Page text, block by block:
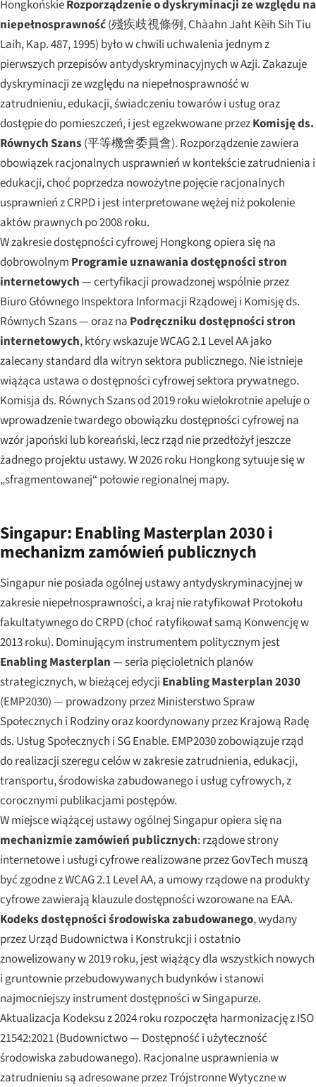
HongkońskieRozporządzenie o dyskryminacji ze względu na
niepełnosprawność(殘疾歧視條例,Chàahn Jaht Kèih Sih Tiu
Laih, Kap. 487, 1995) było w chwili uchwalenia jednym z
pierwszych przepisów antydyskryminacyjnych w Azji. Zakazuje
dyskryminacji ze względu na niepełnosprawność w
zatrudnieniu, edukacji, świadczeniu towarów i usług oraz
dostępie do pomieszczeń, i jest egzekwowane przezKomisję ds.
Równych Szans (平等機會委員會). Rozporządzenie zawiera
obowiązek racjonalnych usprawnień w kontekście zatrudnienia i
edukacji, choć poprzedza nowożytne pojęcie racjonalnych
usprawnień z CRPD i jest interpretowane wężej niż pokolenie
aktów prawnych po 2008 roku.
W zakresie dostępności cyfrowej Hongkong opiera się na
dobrowolnym Programie uznawania dostępności stron
internetowych— certyfikacji prowadzonej wspólnie przez
Biuro Głównego Inspektora Informacji Rządowej i Komisję ds.
Równych Szans — oraz na Podręczniku dostępności stron
internetowych, który wskazuje WCAG 2.1 Level AA jako
zalecany standard dla witryn sektora publicznego. Nie istnieje
wiążąca ustawa o dostępności cyfrowej sektora prywatnego.
Komisja ds. Równych Szans od 2019 roku wielokrotnie apeluje o
wprowadzenie twardego obowiązku dostępności cyfrowej na
wzór japoński lub koreański, lecz rząd nie przedłożył jeszcze
żadnego projektu ustawy. W 2026 roku Hongkong sytuuje się w
„sfragmentowanej“ połowie regionalnej mapy.
Singapur: Enabling Masterplan 2030 i
mechanizm zamówień publicznych
Singapur nie posiada ogólnej ustawy antydyskryminacyjnej w
zakresie niepełnosprawności, a kraj nie ratyfikował Protokołu
fakultatywnego do CRPD (choć ratyfikował samą Konwencję w
2013 roku). Dominującym instrumentem politycznym jest
Enabling Masterplan— seria pięcioletnich planów
strategicznych, w bieżącej edycji Enabling Masterplan 2030
(EMP2030) — prowadzony przez Ministerstwo Spraw
Społecznych i Rodziny oraz koordynowany przez Krajową Radę
ds. Usług Społecznych i SG Enable. EMP2030 zobowiązuje rząd
do realizacji szeregu celów w zakresie zatrudnienia, edukacji,
transportu, środowiska zabudowanego i usług cyfrowych, z
corocznymi publikacjami postępów.
W miejsce wiążącej ustawy ogólnej Singapur opiera się na
mechanizmie zamówień publicznych: rządowe strony
internetowe i usługi cyfrowe realizowane przez GovTech muszą
być zgodne z WCAG 2.1 Level AA, a umowy rządowe na produkty
cyfrowe zawierają klauzule dostępności wzorowane na EAA.
Kodeks dostępności środowiska zabudowanego, wydany
przez Urząd Budownictwa i Konstrukcji i ostatnio
znowelizowany w 2019 roku, jest wiążący dla wszystkich nowych
i gruntownie przebudowywanych budynków i stanowi
najmocniejszy instrument dostępności w Singapurze.
Aktualizacja Kodeksu z 2024 roku rozpoczęła harmonizację z ISO
21542:2021 (Budownictwo — Dostępność i użyteczność
środowiska zabudowanego). Racjonalne usprawnienia w
zatrudnieniu są adresowane przez Trójstronne Wytyczne w